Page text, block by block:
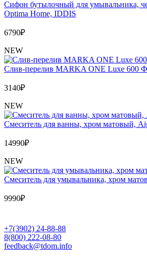
Сифон бутылочный для умывальника,
Optima Home, IDDIS
6790₽
NEW
Слив-перелив MARKA ONE Luxe 600
3140₽
NEW
Cмеситель для ванны, хром матовый,
14990₽
NEW
Cмеситель для умывальника, хром
9990₽
+7(3902) 24-88-88
8(800) 222-08-80
feedback@tdom.info